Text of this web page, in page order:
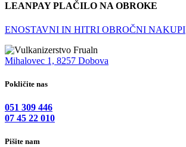
LEANPAY PLAČILO NA OBROKE
ENOSTAVNI IN HITRI OBROČNI NAKUPI
Mihalovec 1, 8257 Dobova
Pokličite nas
051 309 446
07 45 22 010
Pišite nam